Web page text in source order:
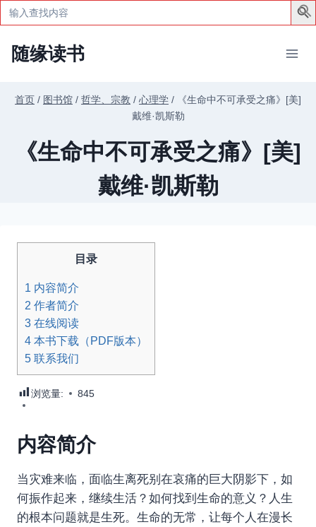
Search
for:
随缘读书
首页 / 图书馆 / 哲学、宗教 / 心理学 /
《生命中不可承受之痛》[美]
戴维·凯斯勒
《生命中不可承受之痛》[美]
戴维·凯斯勒
目录
1 内容简介
2 作者简介
3 在线阅读
4 本书下载（PDF版本）
5 联系我们
浏览量: 845
内容简介
当灾难来临，面临生离死别在哀痛的巨大阴影下，如
何振作起来，继续生活？如何找到生命的意义？人生
的根本问题就是生死。生命的无常，让每个人在漫长